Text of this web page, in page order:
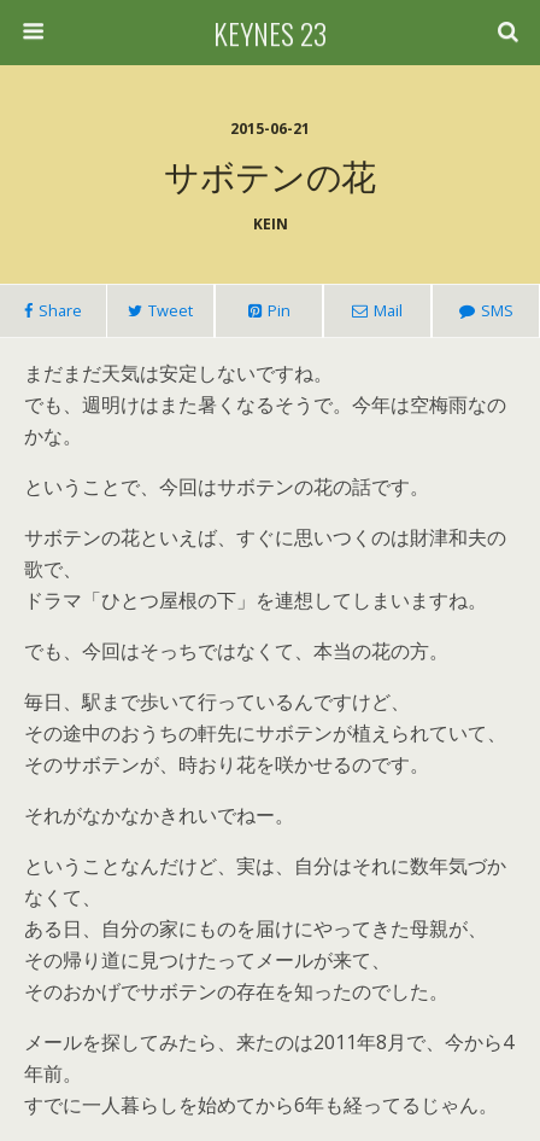
KEYNES 23
2015-06-21
サボテンの花
KEIN
Share Tweet Pin Mail SMS
まだまだ天気は安定しないですね。
でも、週明けはまた暑くなるそうで。今年は空梅雨なの
かな。
ということで、今回はサボテンの花の話です。
サボテンの花といえば、すぐに思いつくのは財津和夫の
歌で、
ドラマ「ひとつ屋根の下」を連想してしまいますね。
でも、今回はそっちではなくて、本当の花の方。
毎日、駅まで歩いて行っているんですけど、
その途中のおうちの軒先にサボテンが植えられていて、
そのサボテンが、時おり花を咲かせるのです。
それがなかなかきれいでねー。
ということなんだけど、実は、自分はそれに数年気づか
なくて、
ある日、自分の家にものを届けにやってきた母親が、
その帰り道に見つけたってメールが来て、
そのおかげでサボテンの存在を知ったのでした。
メールを探してみたら、来たのは2011年8月で、今から4
年前。
すでに一人暮らしを始めてから6年も経ってるじゃん。